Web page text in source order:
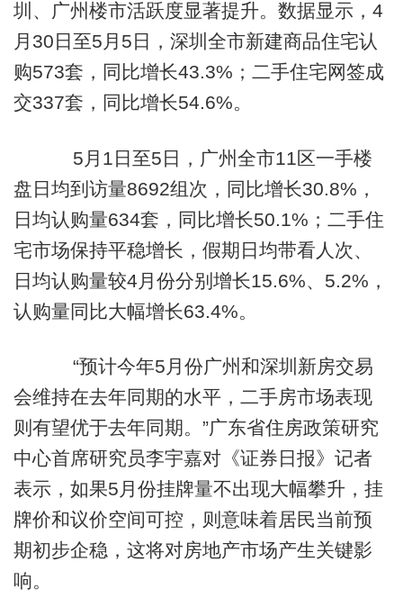
圳、广州楼市活跃度显著提升。数据显示，4
月30日至5月5日，深圳全市新建商品住宅认
购573套，同比增长43.3%；二手住宅网签成
交337套，同比增长54.6%。
5月1日至5日，广州全市11区一手楼
盘日均到访量8692组次，同比增长30.8%，
日均认购量634套，同比增长50.1%；二手住
宅市场保持平稳增长，假期日均带看人次、
日均认购量较4月份分别增长15.6%、5.2%，
认购量同比大幅增长63.4%。
“预计今年5月份广州和深圳新房交易
会维持在去年同期的水平，二手房市场表现
则有望优于去年同期。”广东省住房政策研究
中心首席研究员李宇嘉对《证券日报》记者
表示，如果5月份挂牌量不出现大幅攀升，挂
牌价和议价空间可控，则意味着居民当前预
期初步企稳，这将对房地产市场产生关键影
响。